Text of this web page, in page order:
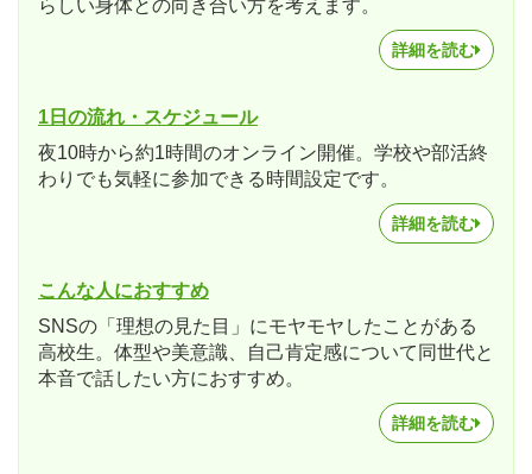
らしい身体との向き合い方を考えます。
詳細を読む
1日の流れ・スケジュール
夜10時から約1時間のオンライン開催。学校や部活終
わりでも気軽に参加できる時間設定です。
詳細を読む
こんな人におすすめ
SNSの「理想の見た目」にモヤモヤしたことがある
高校生。体型や美意識、自己肯定感について同世代と
本音で話したい方におすすめ。
詳細を読む